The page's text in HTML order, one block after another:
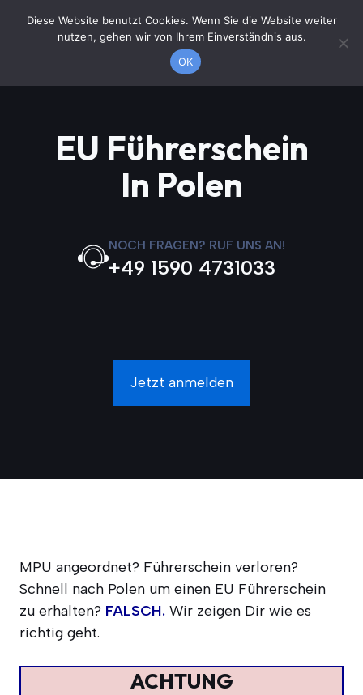
Jetzt anrufen
EU Führerschein
In Polen
NOCH FRAGEN? RUF UNS AN!
+49 1590 4731033
Jetzt anmelden
MPU ange­ord­net? Füh­rer­schein ver­lo­ren?
Schnell nach Polen um einen EU Füh­rer­schein
zu erhal­ten? FALSCH. Wir zei­gen Dir wie es
rich­tig geht.
ACHTUNG
Diese Website benutzt Cookies. Wenn Sie die Website weiter
nutzen, gehen wir von Ihrem Einverständnis aus.
OK